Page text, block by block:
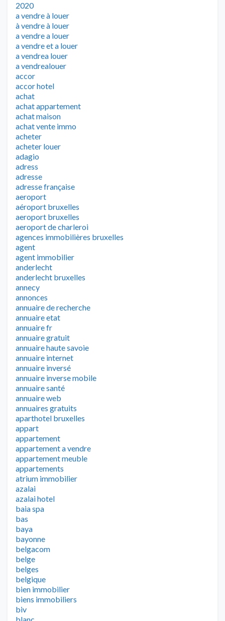
2020
a vendre à louer
à vendre à louer
a vendre a louer
a vendre et a louer
a vendrea louer
a vendrealouer
accor
accor hotel
achat
achat appartement
achat maison
achat vente immo
acheter
acheter louer
adagio
adress
adresse
adresse française
aeroport
aéroport bruxelles
aeroport bruxelles
aeroport de charleroi
agences immobilières bruxelles
agent
agent immobilier
anderlecht
anderlecht bruxelles
annecy
annonces
annuaire de recherche
annuaire etat
annuaire fr
annuaire gratuit
annuaire haute savoie
annuaire internet
annuaire inversé
annuaire inverse mobile
annuaire santé
annuaire web
annuaires gratuits
aparthotel bruxelles
appart
appartement
appartement a vendre
appartement meuble
appartements
atrium immobilier
azalai
azalai hotel
baia spa
bas
baya
bayonne
belgacom
belge
belges
belgique
bien immobilier
biens immobiliers
biv